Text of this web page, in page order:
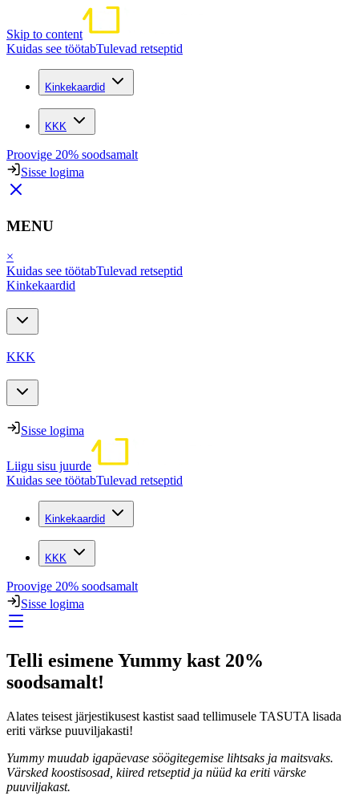
Skip to content
Kuidas see töötabTulevad retseptid
Kinkekaardid
KKK
Proovige 20% soodsamalt
Sisse logima
MENU
×
Kuidas see töötabTulevad retseptid
Kinkekaardid
KKK
Sisse logima
Liigu sisu juurde
Kuidas see töötabTulevad retseptid
Kinkekaardid
KKK
Proovige 20% soodsamalt
Sisse logima
Telli esimene Yummy kast 20%
soodsamalt!
Alates teisest järjestikusest kastist saad tellimusele TASUTA lisada
eriti värkse puuviljakasti!
Yummy muudab igapäevase söögitegemise lihtsaks ja maitsvaks.
Värsked koostisosad, kiired retseptid ja nüüd ka eriti värske
puuviljakast.